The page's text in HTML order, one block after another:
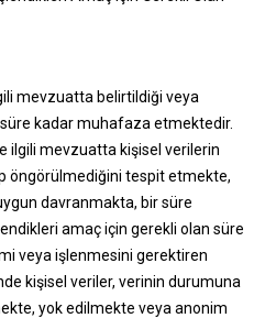
mevzuatta belirtildiği veya
kadar muhafaza etmektedir.
ilgili mevzuatta kişisel verilerin
öngörülmediğini tespit etmekte,
davranmakta, bir süre
amaç için gerekli olan süre
veya işlenmesini gerektiren
kişisel veriler, verinin durumuna
yok edilmekte veya anonim